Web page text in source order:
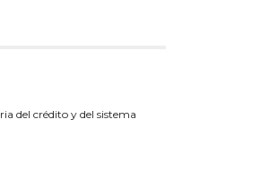
del crédito y del sistema